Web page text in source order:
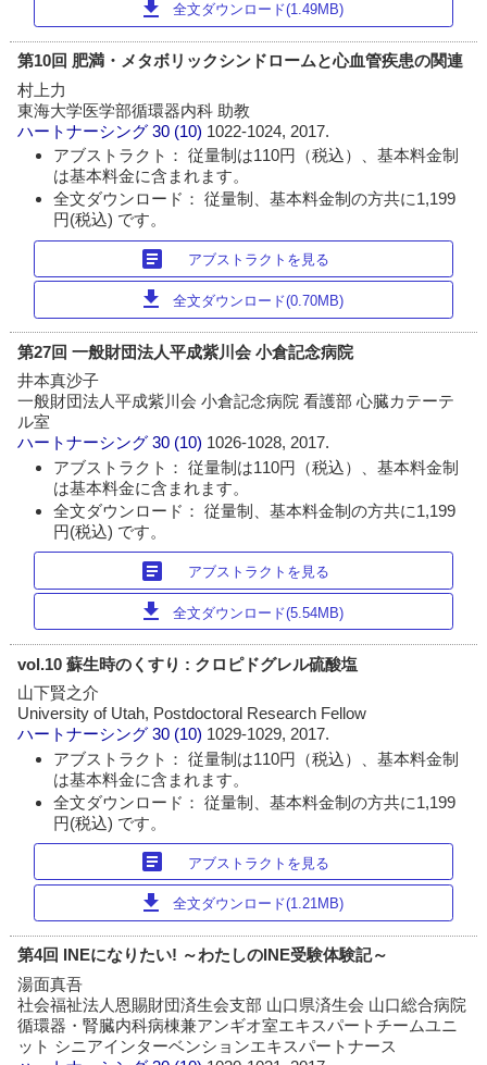
download 全文ダウンロード(1.49MB)
第10回 肥満・メタボリックシンドロームと心血管疾患の関連
村上力
東海大学医学部循環器内科 助教
ハートナーシング 30 (10) 1022-1024, 2017.
アブストラクト： 従量制は110円（税込）、基本料金制
は基本料金に含まれます。
全文ダウンロード： 従量制、基本料金制の方共に1,199
円(税込) です。
article アブストラクトを見る
download 全文ダウンロード(0.70MB)
第27回 一般財団法人平成紫川会 小倉記念病院
井本真沙子
一般財団法人平成紫川会 小倉記念病院 看護部 心臓カテーテ
ル室
ハートナーシング 30 (10) 1026-1028, 2017.
アブストラクト： 従量制は110円（税込）、基本料金制
は基本料金に含まれます。
全文ダウンロード： 従量制、基本料金制の方共に1,199
円(税込) です。
article アブストラクトを見る
download 全文ダウンロード(5.54MB)
vol.10 蘇生時のくすり : クロピドグレル硫酸塩
山下賢之介
University of Utah, Postdoctoral Research Fellow
ハートナーシング 30 (10) 1029-1029, 2017.
アブストラクト： 従量制は110円（税込）、基本料金制
は基本料金に含まれます。
全文ダウンロード： 従量制、基本料金制の方共に1,199
円(税込) です。
article アブストラクトを見る
download 全文ダウンロード(1.21MB)
第4回 INEになりたい! ～わたしのINE受験体験記～
湯面真吾
社会福祉法人恩賜財団済生会支部 山口県済生会 山口総合病院
循環器・腎臓内科病棟兼アンギオ室エキスパートチームユニ
ット シニアインターベンションエキスパートナース